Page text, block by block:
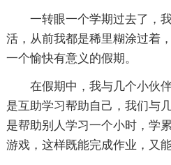
一转眼一个学期过去了，
活，从前我都是稀里糊涂过着
一个愉快有意义的假期。
在假期中，我与几个小伙
是互助学习帮助自己，我们与
是帮助别人学习一个小时，学
游戏，这样既能完成作业，又